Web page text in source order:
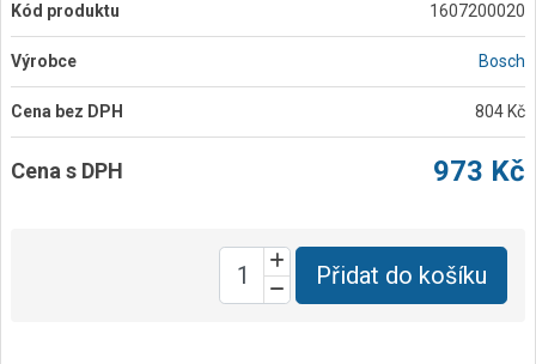
Kód produktu 1607200020
Výrobce Bosch
Cena bez DPH 804 Kč
Cena s DPH 973 Kč
Přidat do košíku